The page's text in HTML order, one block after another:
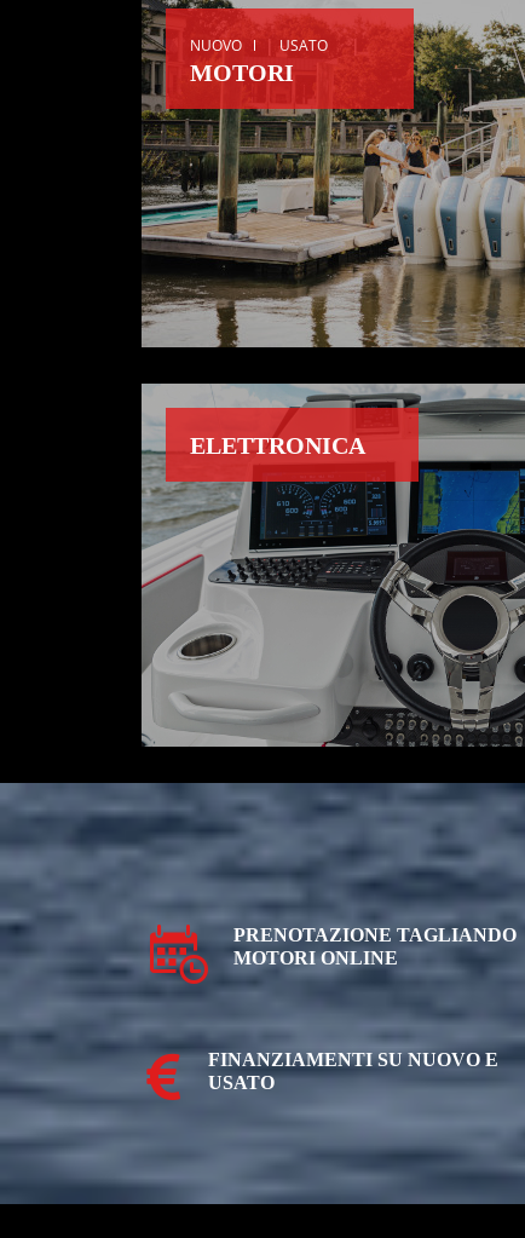
NUOVO | USATO |
MOTORI
ELETTRONICA
PRENOTAZIONE TAGLIANDO
MOTORI ONLINE
FINANZIAMENTI SU NUOVO E
USATO